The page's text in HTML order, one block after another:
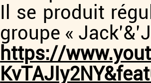
Il se produit
groupe «
https://